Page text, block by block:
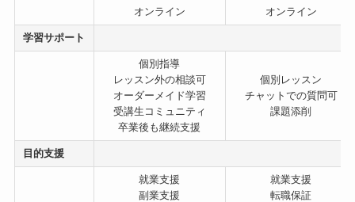
オンライン オンライン
学習サポート
個別指導
レッスン外の相談可
オーダーメイド学習
受講生コミュニティ
卒業後も継続支援
個別レッスン
チャットでの質問可
課題添削
目的支援
就業支援
副業支援
就業支援
転職保証